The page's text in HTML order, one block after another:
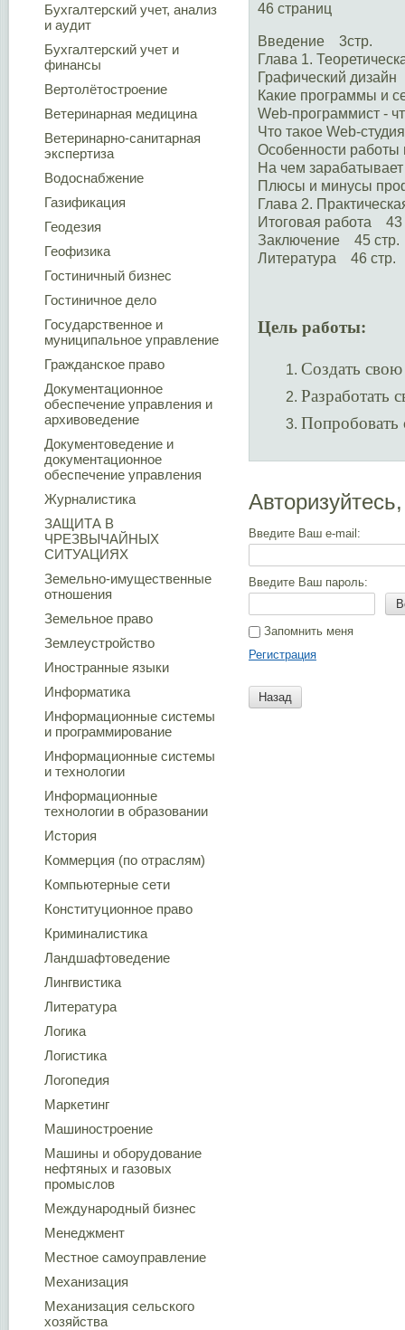
Бухгалтерский учет, анализ
и аудит
Бухгалтерский учет и
финансы
Вертолётостроение
Ветеринарная медицина
Ветеринарно-санитарная
экспертиза
Водоснабжение
Газификация
Геодезия
Геофизика
Гостиничный бизнес
Гостиничное дело
Государственное и
муниципальное управление
Гражданское право
Документационное
обеспечение управления и
архивоведение
Документоведение и
документационное
обеспечение управления
Журналистика
ЗАЩИТА В
ЧРЕЗВЫЧАЙНЫХ
СИТУАЦИЯХ
Земельно-имущественные
отношения
Земельное право
Землеустройство
Иностранные языки
Информатика
Информационные системы
и программирование
Информационные системы
и технологии
Информационные
технологии в образовании
История
Коммерция (по отраслям)
Компьютерные сети
Конституционное право
Криминалистика
Ландшафтоведение
Лингвистика
Литература
Логика
Логистика
Логопедия
Маркетинг
Машиностроение
Машины и оборудование
нефтяных и газовых
промыслов
Международный бизнес
Менеджмент
Местное самоуправление
Механизация
Механизация сельского
хозяйства
46 страниц
Введение 3стр.
Глава 1.
Графический
Какие программы и
Web-программист -
Что такое Web-
Особенности
На чем
Плюсы и минусы
Глава 2.
Итоговая работа 43
Заключение 45 стр.
Литература 46 стр.
Цель работы:
Создать свою
Разработать
Попробовать
Введите Ваш e-mail:
Введите Ваш пароль:
Запомнить меня
Регистрация
Назад